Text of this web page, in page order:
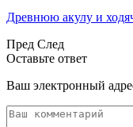
Древнюю акулу и
Пред След
Оставьте ответ
Ваш электронный